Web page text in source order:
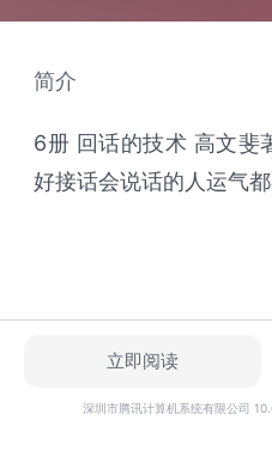
简介
6册 回话的技术 高文斐
好接话会说话的人运气
立即阅读
深圳市腾讯计算机系统有限公司